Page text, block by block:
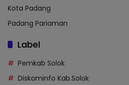
Kota Padang
Padang Pariaman
Label
Pemkab Solok
Diskominfo Kab.Solok